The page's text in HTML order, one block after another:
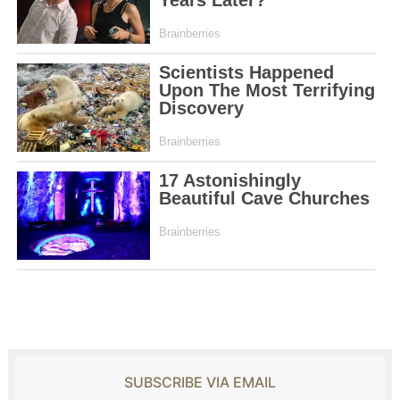
SUBSCRIBE VIA EMAIL